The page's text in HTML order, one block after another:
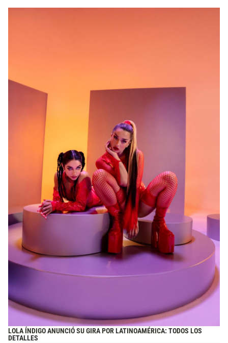
LOLA ÍNDIGO ANUNCIÓ SU GIRA POR LATINOAMÉRICA: TODOS LOS
DETALLES